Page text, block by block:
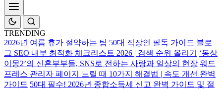
TRENDING
2026년 여름 휴가 절약하는 팁 50대 직장인 필독 가이드 블로
그 SEO 내부 최적화 체크리스트 2026 | 검색 순위 올리기
‘동상
이몽2’의 신혼부부들, SNS로 전하는 사랑과 일상의 현장 워드
프레스 관리자 페이지 느릴 때 10가지 해결법 | 속도 개선 완벽
가이드 50대 필수! 2026년 종합소득세 신고 완벽 가이드 및 절